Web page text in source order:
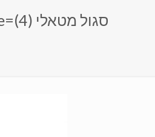
Metallic purple=סגול מטאלי (4)